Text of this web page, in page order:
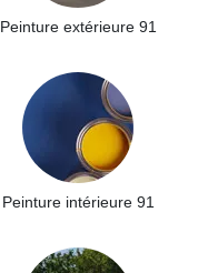
Peinture extérieure 91
Peinture intérieure 91